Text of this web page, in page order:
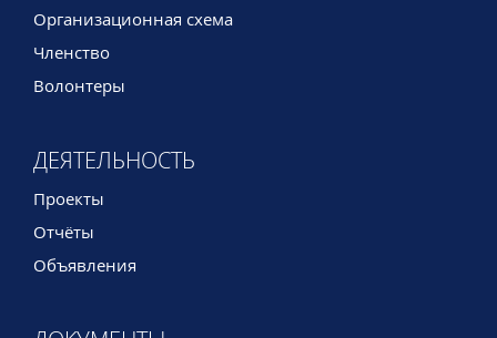
Организационная схема
Членство
Волонтеры
ДЕЯТЕЛЬНОСТЬ
Проекты
Отчёты
Объявления